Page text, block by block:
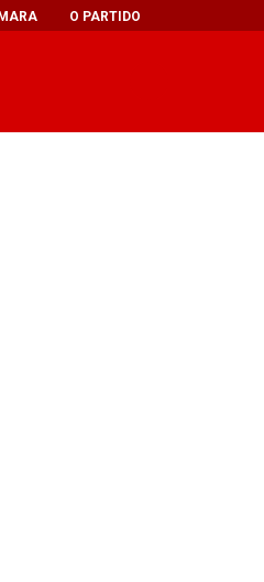
O PARTIDO